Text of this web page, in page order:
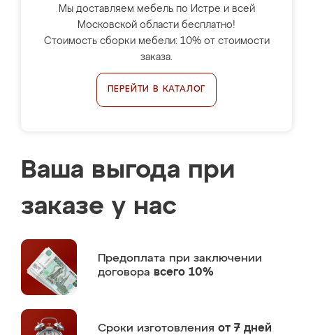
Мы доставляем мебель по Истре и всей
Московской области бесплатно!
Стоимость сборки мебели: 10% от стоимости
заказа.
ПЕРЕЙТИ В КАТАЛОГ
Ваша выгода при
заказе у нас
Предоплата при заключении
договора всего 10%
Сроки изготовления от 7 дней